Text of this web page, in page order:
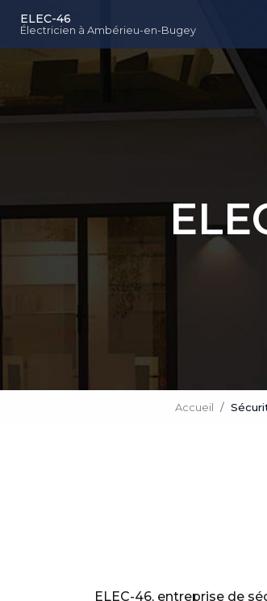
principal
ELEC-46
Électricien à Ambérieu-en-Bugey
Accueil
ELEC-46, entreprise de